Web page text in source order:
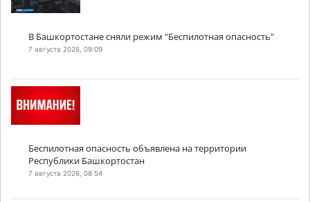
В Башкортостане сняли режим "Беспилотная опасность"
7 августа 2026, 09:09
Беспилотная опасность объявлена на территории
Республики Башкортостан
7 августа 2026, 08:54